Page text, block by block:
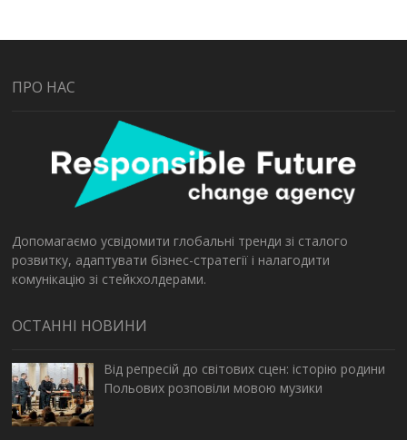
ПРО НАС
Допомагаємо усвідомити глобальні тренди зі сталого
розвитку, адаптувати бізнес-стратегії і налагодити
комунікацію зі стейкхолдерами.
ОСТАННІ НОВИНИ
Від репресій до світових сцен: історію родини
Польових розповіли мовою музики